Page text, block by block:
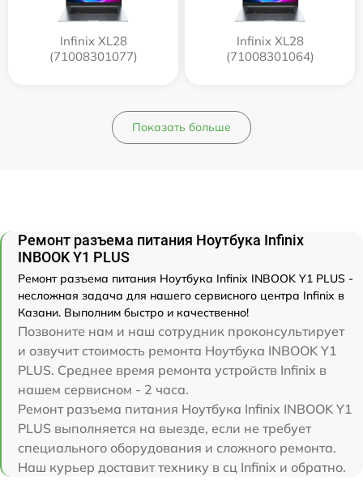
Infinix XL28
(71008301077)
Infinix XL28
(71008301064)
Показать больше
Ремонт разъема питания Ноутбука Infinix
INBOOK Y1 PLUS
Ремонт разъема питания Ноутбука Infinix INBOOK Y1 PLUS -
несложная задача для нашего сервисного центра Infinix в
Казани. Выполним быстро и качественно!
Позвоните нам и наш сотрудник проконсультирует
и озвучит стоимость ремонта Ноутбука INBOOK Y1
PLUS. Среднее время ремонта устройств Infinix в
нашем сервисном - 2 часа.
Ремонт разъема питания Ноутбука Infinix INBOOK Y1
PLUS выполняется на выезде, если не требует
специального оборудования и сложного ремонта.
Наш курьер доставит технику в сц Infinix и обратно.